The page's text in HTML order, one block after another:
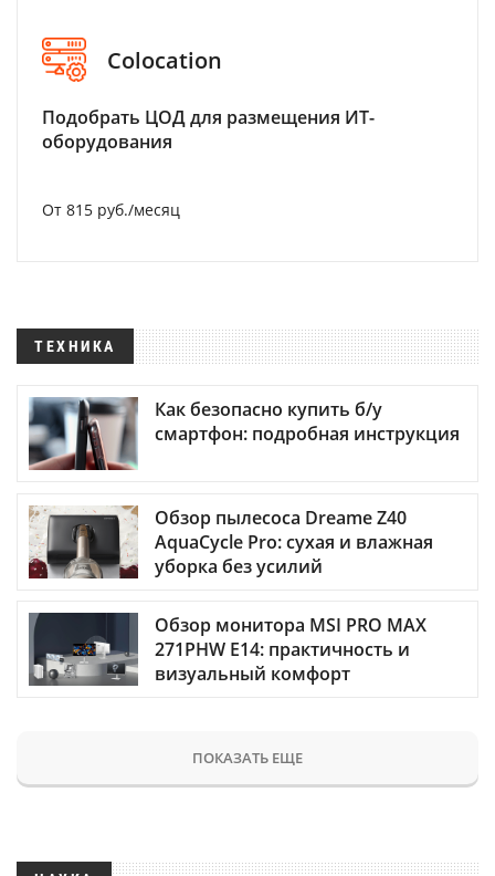
Colocation
Подобрать ЦОД для размещения ИТ-
оборудования
От 815 руб./месяц
ТЕХНИКА
Как безопасно купить б/у
смартфон: подробная инструкция
Обзор пылесоса Dreame Z40
AquaCycle Pro: сухая и влажная
уборка без усилий
Обзор монитора MSI PRO MAX
271PHW E14: практичность и
визуальный комфорт
ПОКАЗАТЬ ЕЩЕ